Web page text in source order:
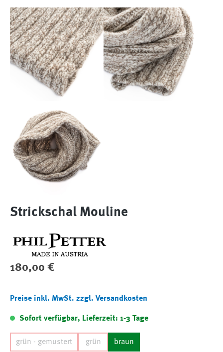
Strickschal Mouline
Regulärer Preis:
180,00 €
Preise inkl. MwSt. zzgl. Versandkosten
Sofort verfügbar, Lieferzeit: 1-3 Tage
grün - gemustert grün braun